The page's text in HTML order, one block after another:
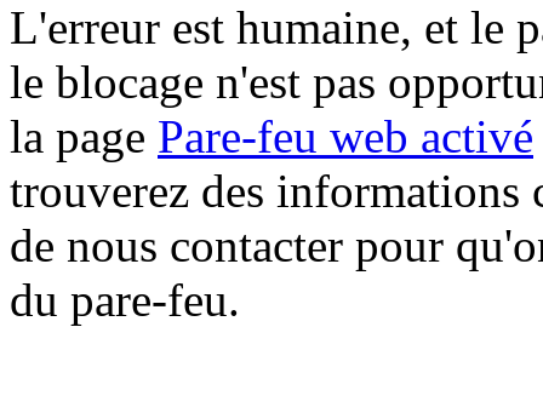
L'erreur est humaine, et le
le blocage n'est pas
la page Pare-feu web activé
trouverez des informations
de nous contacter pour
du pare-feu.